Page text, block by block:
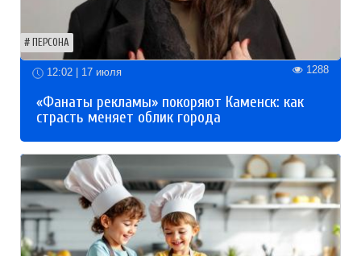
ПЕРСОНА
12:02 | 17 июля 1288
«Фанаты рекламы» покоряют Каменск: как
страсть меняет облик города